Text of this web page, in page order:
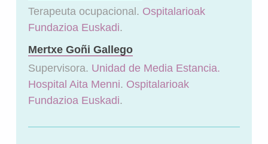
Terapeuta ocupacional. Ospitalarioak
Fundazioa Euskadi.
Mertxe Goñi Gallego
Supervisora. Unidad de Media Estancia.
Hospital Aita Menni. Ospitalarioak
Fundazioa Euskadi.